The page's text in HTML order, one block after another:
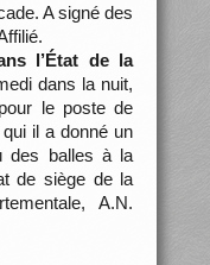
A signé des
l’État de la
dans la nuit,
le poste de
il a donné un
des balles à la
de siège de la
A.N.